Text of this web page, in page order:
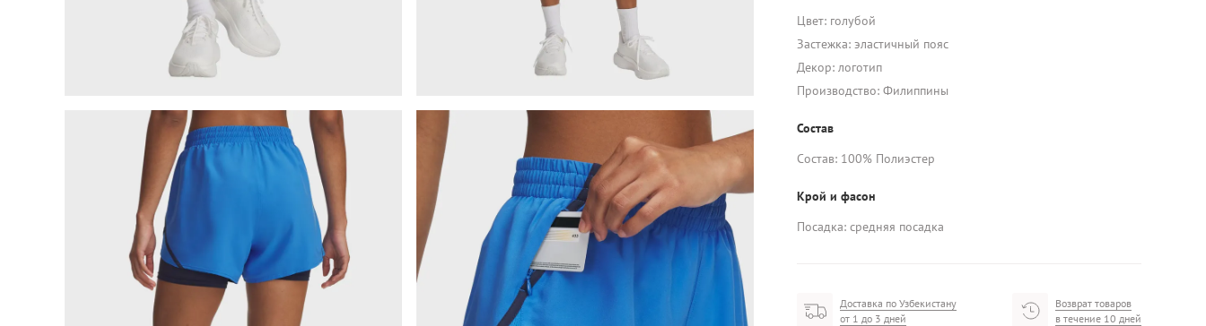
Цвет: голубой
Застежка: эластичный пояс
Декор: логотип
Производство: Филиппины
Состав
Состав: 100% Полиэстер
Крой и фасон
Посадка: средняя посадка
Доставка по Узбекистану
от 1 до 3 дней
Возврат товаров
в течение 10 дней